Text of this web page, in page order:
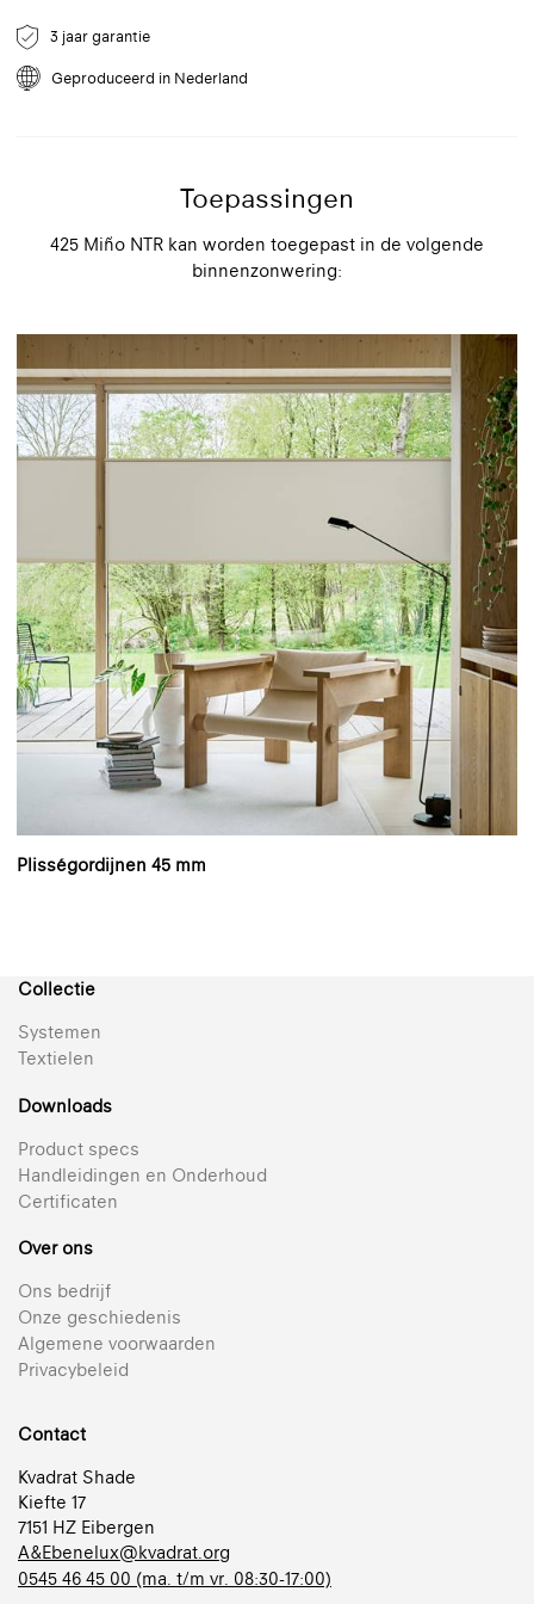
te nemen met een professionele reiniger.
3 jaar garantie
Geproduceerd in Nederland
Toepassingen
425 Miño NTR kan worden toegepast in de volgende
binnenzonwering:
Plisségordijnen 45 mm
Collectie
Systemen
Textielen
Downloads
Product specs
Handleidingen en Onderhoud
Certificaten
Over ons
Ons bedrijf
Onze geschiedenis
Algemene voorwaarden
Privacybeleid
Contact
Kvadrat Shade
Kiefte 17
7151 HZ Eibergen
A&Ebenelux@kvadrat.org
0545 46 45 00 (ma. t/m vr. 08:30-17:00)